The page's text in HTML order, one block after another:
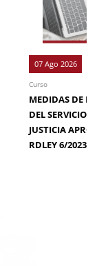
07 Ago 2026
Curso
MEDIDAS DE
DEL SERVICIO
JUSTICIA
RDLEY 6/2023